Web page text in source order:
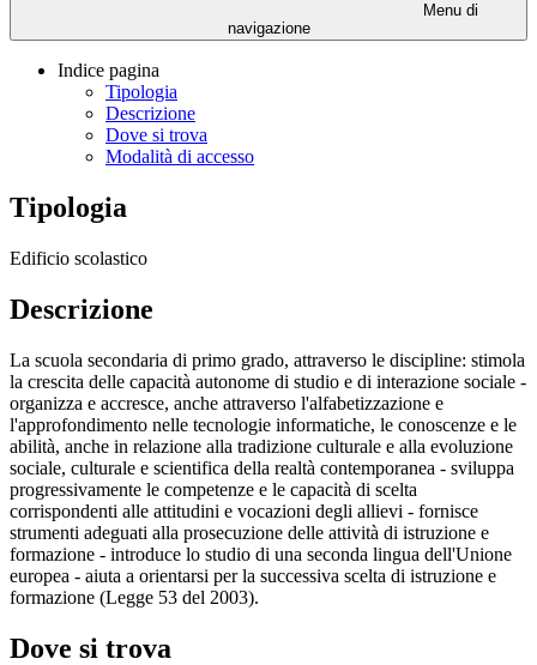
Menu di
navigazione
Indice pagina
Tipologia
Descrizione
Dove si trova
Modalità di accesso
Tipologia
Edificio scolastico
Descrizione
La scuola secondaria di primo grado, attraverso le discipline: stimola
la crescita delle capacità autonome di studio e di interazione sociale -
organizza e accresce, anche attraverso l'alfabetizzazione e
l'approfondimento nelle tecnologie informatiche, le conoscenze e le
abilità, anche in relazione alla tradizione culturale e alla evoluzione
sociale, culturale e scientifica della realtà contemporanea - sviluppa
progressivamente le competenze e le capacità di scelta
corrispondenti alle attitudini e vocazioni degli allievi - fornisce
strumenti adeguati alla prosecuzione delle attività di istruzione e
formazione - introduce lo studio di una seconda lingua dell'Unione
europea - aiuta a orientarsi per la successiva scelta di istruzione e
formazione (Legge 53 del 2003).
Dove si trova